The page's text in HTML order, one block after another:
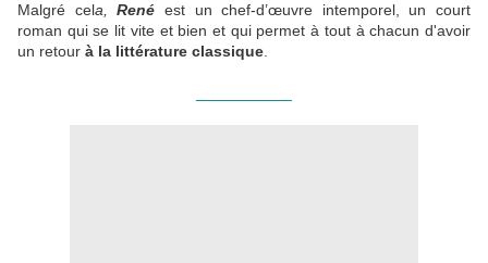
Malgré cela,René est un chef-d’œuvre intemporel, un court
roman qui se lit vite et bien et qui permet à tout à chacun d'avoir
un retour à la littérature classique